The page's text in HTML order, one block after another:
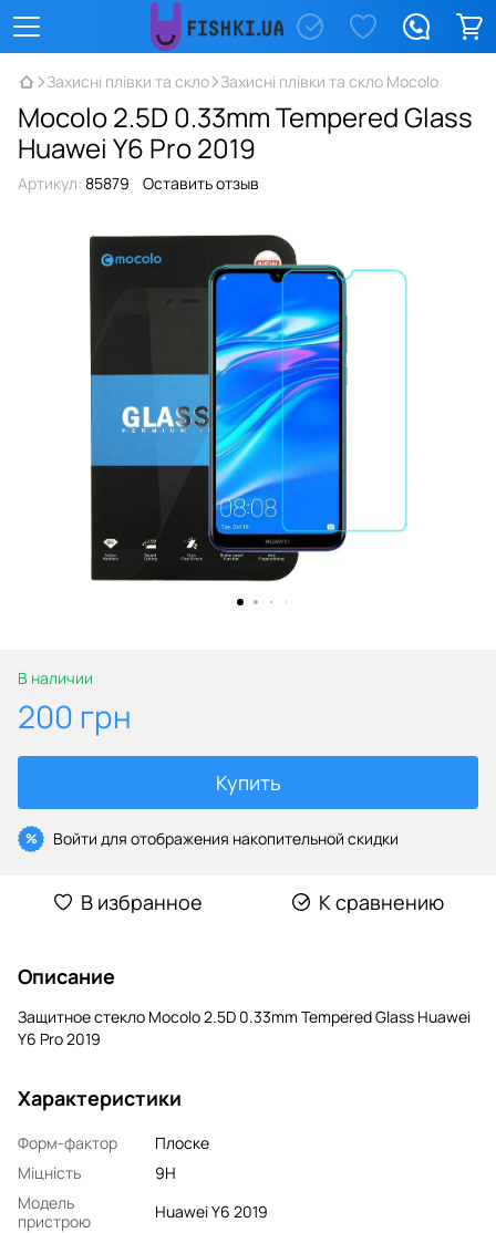
Захисні плівки та скло Захисні плівки та скло Mocolo
Mocolo 2.5D 0.33mm Tempered Glass
Huawei Y6 Pro 2019
Артикул: 85879 Оставить отзыв
В наличии
200 грн
Купить
% Войти для отображения накопительной скидки
В избранное К сравнению
Описание
Защитное стекло Mocolo 2.5D 0.33mm Tempered Glass Huawei
Y6 Pro 2019
Характеристики
Форм-фактор
Плоске
Міцність
9H
Модель
пристрою
Huawei Y6 2019